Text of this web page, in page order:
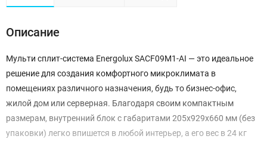
Описание
Мульти сплит-система Energolux SACF09M1-AI — это идеальное
решение для создания комфортного микроклимата в
помещениях различного назначения, будь то бизнес-офис,
жилой дом или серверная. Благодаря своим компактным
размерам, внутренний блок с габаритами 205х929х660 мм (без
упаковки) легко впишется в любой интерьер, а его вес в 24 кг